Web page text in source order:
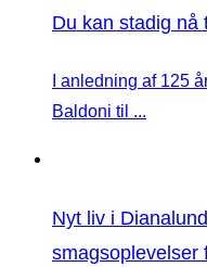
Du kan stadig nå
I anledning af 125
Baldoni til ...
Nyt liv i
smagsoplevelser